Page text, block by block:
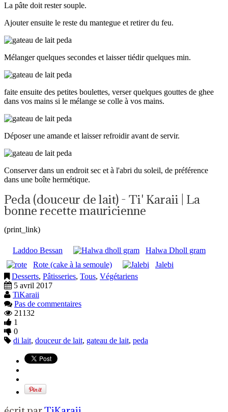
La pâte doit rester souple.
Ajouter ensuite le reste du mantegue et retirer du feu.
Mélanger quelques secondes et laisser tiédir quelques min.
faite ensuite des petites boulettes, verser quelques gouttes de ghee
dans vos mains si le mélange se colle à vos mains.
Déposer une amande et laisser refroidir avant de servir.
Conserver dans un endroit sec et à l'abri du soleil, de préférence
dans une boîte hermétique.
Peda (douceur de lait) - Ti' Karaii | La
bonne recette mauricienne
(print_link)
Laddoo Bessan
Halwa Dholl gram
Rote (cake à la semoule)
Jalebi
Desserts, Pâtisseries, Tous, Végétariens
5 avril 2017
TiKaraii
Pas de commentaires
21132
1
0
di lait, douceur de lait, gateau de lait, peda